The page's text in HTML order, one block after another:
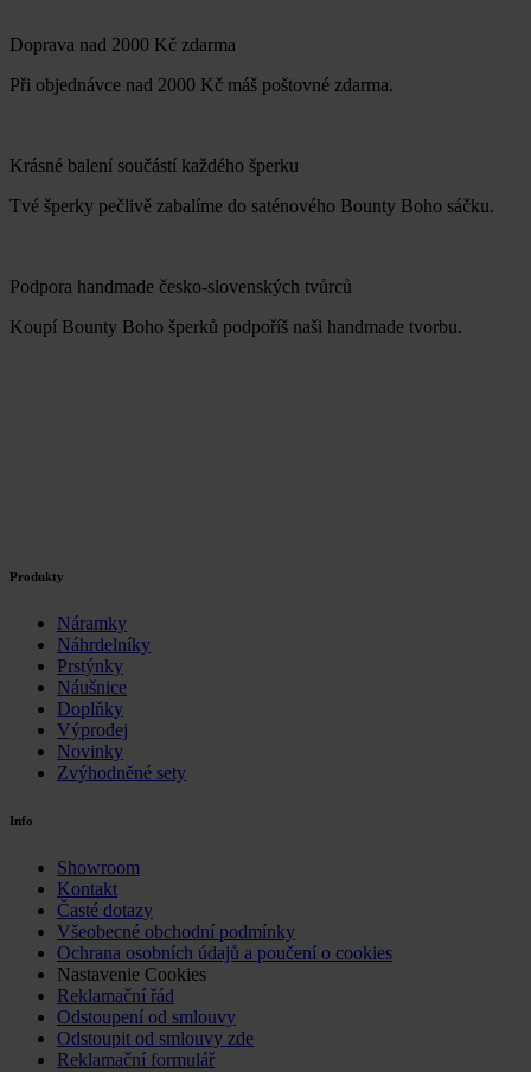
Doprava nad 2000 Kč zdarma
Při objednávce nad 2000 Kč máš poštovné zdarma.
Krásné balení součástí každého šperku
Tvé šperky pečlivě zabalíme do saténového Bounty Boho sáčku.
Podpora handmade česko-slovenských tvůrců
Koupí Bounty Boho šperků podpoříš naši handmade tvorbu.
Produkty
Náramky
Náhrdelníky
Prstýnky
Náušnice
Doplňky
Výprodej
Novinky
Zvýhodněné sety
Info
Showroom
Kontakt
Časté dotazy
Všeobecné obchodní podmínky
Ochrana osobních údajů a poučení o cookies
Nastavenie Cookies
Reklamační řád
Odstoupení od smlouvy
Odstoupit od smlouvy zde
Reklamační formulář